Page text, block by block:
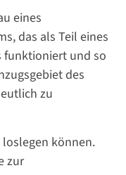
eines
das als Teil eines
funktioniert und so
des
zu
können.
zur